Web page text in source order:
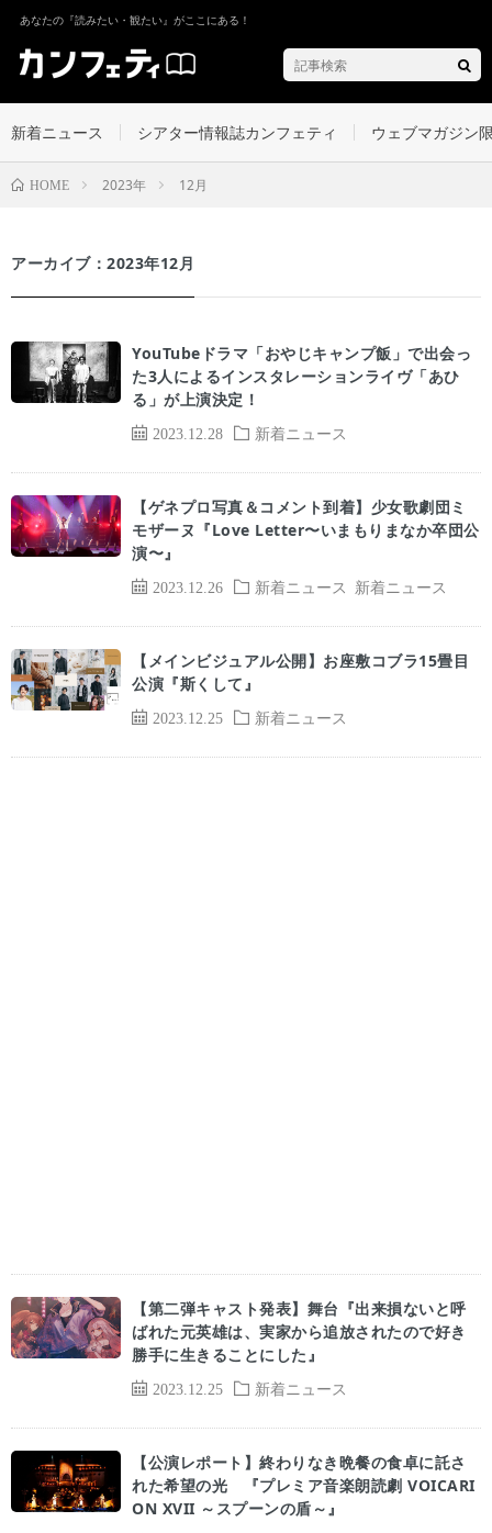
あなたの『読みたい・観たい』がここにある！
新着ニュース シアター情報誌カンフェティ ウェブマガジン
HOME 2023年 12月
アーカイブ：2023年12月
2023.12.28 新着ニュース
YouTubeドラマ「おやじキャンプ飯」で出会っ
た3人によるインスタレーションライヴ「あひ
る」が上演決定！
2023.12.26 新着ニュース 新着ニュース
【ゲネプロ写真＆コメント到着】少女歌劇団ミ
モザーヌ『Love Letter〜いまもりまなか卒団公
演〜』
2023.12.25 新着ニュース
【メインビジュアル公開】お座敷コブラ15畳目
公演『斯くして』
2023.12.25 新着ニュース
【第二弾キャスト発表】舞台『出来損ないと呼
ばれた元英雄は、実家から追放されたので好き
勝手に生きることにした』
【公演レポート】終わりなき晩餐の食卓に託さ
れた希望の光 『プレミア音楽朗読劇 VOICARI
ON XVII ～スプーンの盾～』